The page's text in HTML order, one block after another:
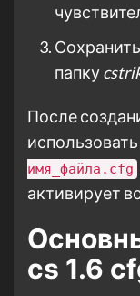
папку
После
имя_файла.cfg
активирует
cs 1.6